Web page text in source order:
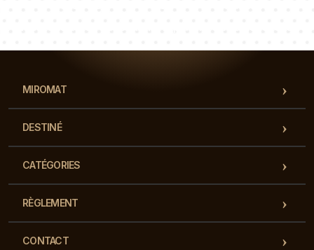
MIROMAT
DESTINÉ
CATÉGORIES
RÈGLEMENT
CONTACT